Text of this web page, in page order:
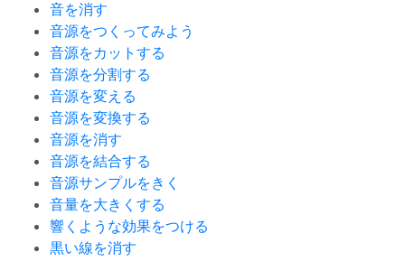
音を消す
音源をつくってみよう
音源をカットする
音源を分割する
音源を変える
音源を変換する
音源を消す
音源を結合する
音源サンプルをきく
音量を大きくする
響くような効果をつける
黒い線を消す